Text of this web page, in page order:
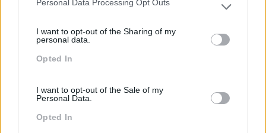
Please note that this website/app uses one or more Google
not limited to your visit or usage behaviour. You may click to
grant or deny consent to Google and its third-party tags to
use your data for below specified purposes in below Google
Personal Data Processing Opt Outs
I want to opt-out of the Sharing of my
personal data.
Opted In
I want to opt-out of the Sale of my
Personal Data.
Opted In
Inglês
Interculturalidade
Liderança
Mudança